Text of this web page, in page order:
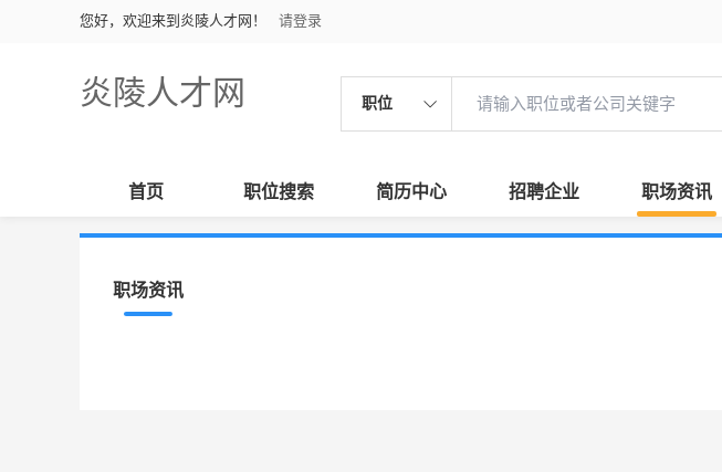
您好，欢迎来到炎陵人才网！ 请登录
炎陵人才网 职位
首页 职位搜索 简历中心 招聘企业 职场资讯
职场资讯